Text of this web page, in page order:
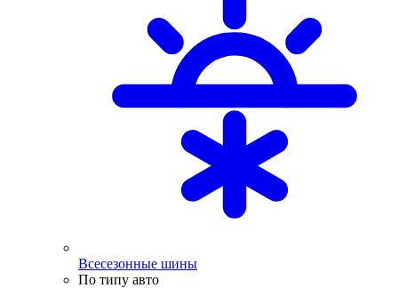
Всесезонные шины
По типу авто